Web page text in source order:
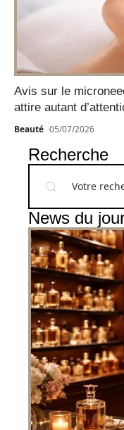
Avis sur le
attire autant
Beauté 05/07/2026
Recherche
News du